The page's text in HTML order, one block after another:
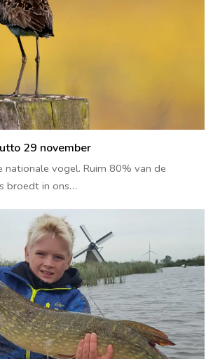
29 november
nationale vogel. Ruim 80% van de
broedt in ons…